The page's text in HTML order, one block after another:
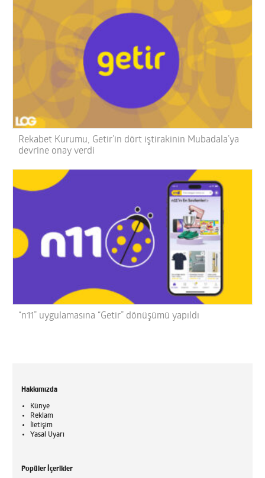
Rekabet Kurumu, Getir’in dört iştirakinin Mubadala’ya
devrine onay verdi
“n11” uygulamasına “Getir” dönüşümü yapıldı
Hakkımızda
Künye
Reklam
İletişim
Yasal Uyarı
Popüler İçerikler